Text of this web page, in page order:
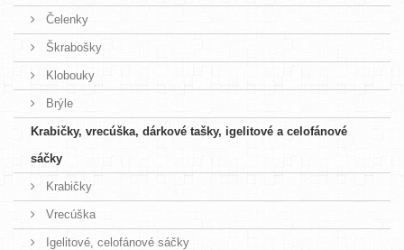
Čelenky
Škrabošky
Klobouky
Brýle
Krabičky, vrecúška, dárkové tašky, igelitové a celofánové
sáčky
Krabičky
Vrecúška
Igelitové, celofánové sáčky